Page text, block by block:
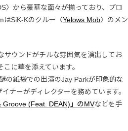
〉から豪華な面々が揃っており、プロ
はSiK-Kのクルー〈Yelows Mob〉のメン
サウンドがチルな雰囲気を演出してお
に華を添えています。
の紙袋での出演のJay Parkが印象的な
ナーがディレクターを務めています。
Groove (Feat. DEAN)」のMVなどを手